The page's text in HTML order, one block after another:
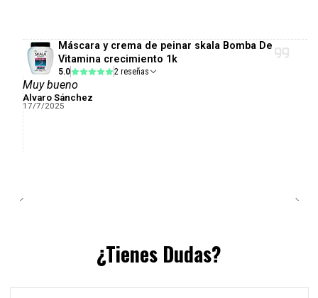
Máscara y crema de peinar skala Bomba De
Vitamina crecimiento 1k
5.0 2 reseñas
Muy bueno
Alvaro Sánchez
17/7/2025
¿Tienes Dudas?